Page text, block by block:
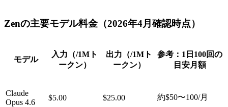
Zenの主要モデル料金（2026年4月確認時点）
モデル
入力（/1Mト
ークン）
出力（/1Mト
ークン）
参考：1日100回の
目安月額
Claude
Opus 4.6
$5.00 $25.00 約$50〜100/月